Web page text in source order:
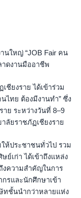
นใหญ่ “JOB Fair คน
าดงานมืออาชีพ
ชียงราย ได้เข้าร่วม
ไทย ต้องมีงานทำ” ซึ่ง
ย ระหว่างวันที่ 8–9
ลัยราชภัฏเชียงราย
ห้ประชาชนทั่วไป รวม
ย์เก่า ได้เข้าถึงแหล่ง
งความสำคัญในการ
รและนักศึกษาเข้า
ทชั้นนำกว่าหลายแห่ง